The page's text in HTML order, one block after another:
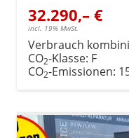
32.290,– €
incl. 19% MwSt.
Verbrauch
CO2-Klasse: F
CO2-Emissionen: